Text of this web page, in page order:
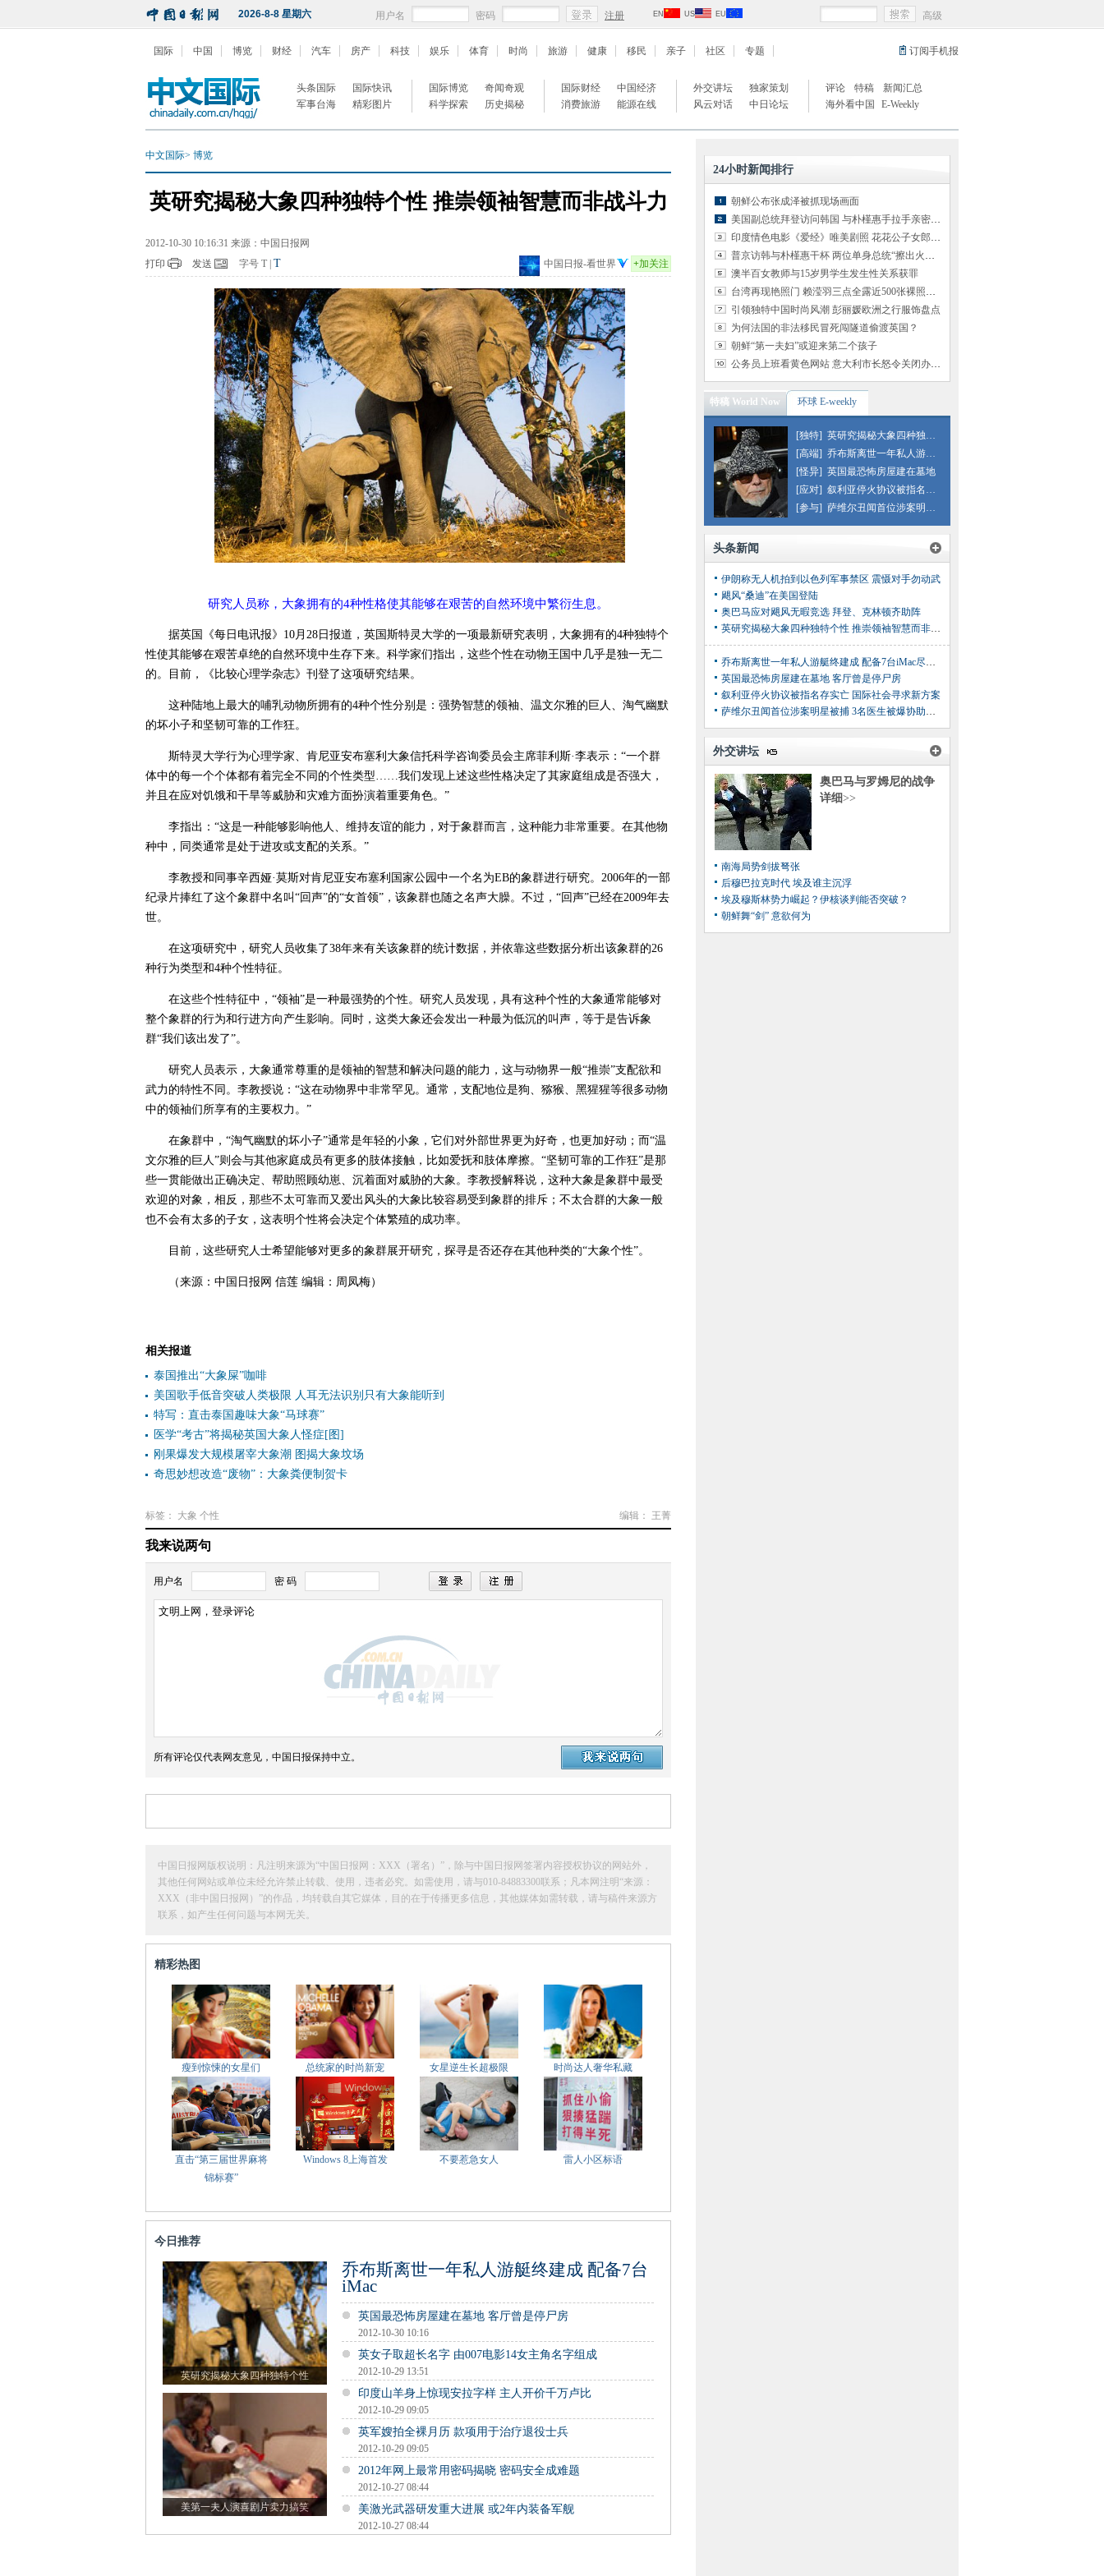
2026-8-8 星期六 用户名 密码 注册 EN US EU 高级
订阅手机报
国际 中国 博览 财经 汽车 房产 科技 娱乐 体育 时尚 旅游 健康 移民 亲子 社区 专题
头条国际
国际快讯
军事台海
精彩图片
国际博览
奇闻奇观
科学探索
历史揭秘
国际财经
中国经济
消费旅游
能源在线
外交讲坛
独家策划
风云对话
中日论坛
评论 特稿
新闻汇总
海外看中国
E-Weekly
中文国际> 博览
英研究揭秘大象四种独特个性 推崇领袖智慧而非战斗力
2012-10-30 10:16:31 来源：中国日报网
中国日报-看世界
+加关注
打印 发送 字号 T T
研究人员称，大象拥有的4种性格使其能够在艰苦的自然环境中繁衍生息。
据英国《每日电讯报》10月28日报道，英国斯特灵大学的一项最新研究表明，大象拥有的4种独特个
性使其能够在艰苦卓绝的自然环境中生存下来。科学家们指出，这些个性在动物王国中几乎是独一无二
的。目前，《比较心理学杂志》刊登了这项研究结果。
这种陆地上最大的哺乳动物所拥有的4种个性分别是：强势智慧的领袖、温文尔雅的巨人、淘气幽默
的坏小子和坚韧可靠的工作狂。
斯特灵大学行为心理学家、肯尼亚安布塞利大象信托科学咨询委员会主席菲利斯·李表示：“一个群
体中的每一个个体都有着完全不同的个性类型……我们发现上述这些性格决定了其家庭组成是否强大，
并且在应对饥饿和干旱等威胁和灾难方面扮演着重要角色。”
李指出：“这是一种能够影响他人、维持友谊的能力，对于象群而言，这种能力非常重要。在其他物
种中，同类通常是处于进攻或支配的关系。”
李教授和同事辛西娅·莫斯对肯尼亚安布塞利国家公园中一个名为EB的象群进行研究。2006年的一部
纪录片捧红了这个象群中名叫“回声”的“女首领”，该象群也随之名声大臊。不过，“回声”已经在2009年去
世。
在这项研究中，研究人员收集了38年来有关该象群的统计数据，并依靠这些数据分析出该象群的26
种行为类型和4种个性特征。
在这些个性特征中，“领袖”是一种最强势的个性。研究人员发现，具有这种个性的大象通常能够对
整个象群的行为和行进方向产生影响。同时，这类大象还会发出一种最为低沉的叫声，等于是告诉象
群“我们该出发了”。
研究人员表示，大象通常尊重的是领袖的智慧和解决问题的能力，这与动物界一般“推崇”支配欲和
武力的特性不同。李教授说：“这在动物界中非常罕见。通常，支配地位是狗、猕猴、黑猩猩等很多动物
中的领袖们所享有的主要权力。”
在象群中，“淘气幽默的坏小子”通常是年轻的小象，它们对外部世界更为好奇，也更加好动；而“温
文尔雅的巨人”则会与其他家庭成员有更多的肢体接触，比如爱抚和肢体摩擦。“坚韧可靠的工作狂”是那
些一贯能做出正确决定、帮助照顾幼崽、沉着面对威胁的大象。李教授解释说，这种大象是象群中最受
欢迎的对象，相反，那些不太可靠而又爱出风头的大象比较容易受到象群的排斥；不太合群的大象一般
也不会有太多的子女，这表明个性将会决定个体繁殖的成功率。
目前，这些研究人士希望能够对更多的象群展开研究，探寻是否还存在其他种类的“大象个性”。
（来源：中国日报网 信莲 编辑：周凤梅）
相关报道
泰国推出“大象屎”咖啡
美国歌手低音突破人类极限 人耳无法识别只有大象能听到
特写：直击泰国趣味大象“马球赛”
医学“考古”将揭秘英国大象人怪症[图]
刚果爆发大规模屠宰大象潮 图揭大象坟场
奇思妙想改造“废物”：大象粪便制贺卡
编辑： 王菁
标签： 大象 个性
我来说两句
用户名 密 码
所有评论仅代表网友意见，中国日报保持中立。
中国日报网版权说明：凡注明来源为“中国日报网：XXX（署名）”，除与中国日报网签署内容授权协议的网站外，
其他任何网站或单位未经允许禁止转载、使用，违者必究。如需使用，请与010-84883300联系；凡本网注明“来源：
XXX（非中国日报网）”的作品，均转载自其它媒体，目的在于传播更多信息，其他媒体如需转载，请与稿件来源方
联系，如产生任何问题与本网无关。
精彩热图
瘦到惊悚的女星们 总统家的时尚新宠 女星逆生长超极限 时尚达人奢华私藏
直击“第三届世界麻将
锦标赛”
Windows 8上海首发 不要惹急女人 雷人小区标语
今日推荐
英研究揭秘大象四种独特个性
美第一夫人演喜剧片卖力搞笑
乔布斯离世一年私人游艇终建成 配备7台
iMac
英国最恐怖房屋建在墓地 客厅曾是停尸房
2012-10-30 10:16
英女子取超长名字 由007电影14女主角名字组成
2012-10-29 13:51
印度山羊身上惊现安拉字样 主人开价千万卢比
2012-10-29 09:05
英军嫂拍全裸月历 款项用于治疗退役士兵
2012-10-29 09:05
2012年网上最常用密码揭晓 密码安全成难题
2012-10-27 08:44
美激光武器研发重大进展 或2年内装备军舰
2012-10-27 08:44
24小时新闻排行
朝鲜公布张成泽被抓现场画面
美国副总统拜登访问韩国 与朴槿惠手拉手亲密交谈
印度情色电影《爱经》唯美剧照 花花公子女郎出演
普京访韩与朴槿惠干杯 两位单身总统“擦出火花”（组图）
澳半百女教师与15岁男学生发生性关系获罪
台湾再现艳照门 赖滢羽三点全露近500张裸照外泄
引领独特中国时尚风潮 彭丽媛欧洲之行服饰盘点
为何法国的非法移民冒死闯隧道偷渡英国？
朝鲜“第一夫妇”或迎来第二个孩子
公务员上班看黄色网站 意大利市长怒令关闭办公室网络
特稿 World Now 环球 E-weekly
[独特] 英研究揭秘大象四种独特个性
[高端] 乔布斯离世一年私人游艇建成
[怪异] 英国最恐怖房屋建在墓地
[应对] 叙利亚停火协议被指名存实亡
[参与] 萨维尔丑闻首位涉案明星被捕
头条新闻
伊朗称无人机拍到以色列军事禁区 震慑对手勿动武
飓风“桑迪”在美国登陆
奥巴马应对飓风无暇竞选 拜登、克林顿齐助阵
英研究揭秘大象四种独特个性 推崇领袖智慧而非战斗力
乔布斯离世一年私人游艇终建成 配备7台iMac尽显“苹果风”
英国最恐怖房屋建在墓地 客厅曾是停尸房
叙利亚停火协议被指名存实亡 国际社会寻求新方案
萨维尔丑闻首位涉案明星被捕 3名医生被爆协助或参与性侵
外交讲坛
奥巴马与罗姆尼的战争
详细>>
南海局势剑拔弩张
后穆巴拉克时代 埃及谁主沉浮
埃及穆斯林势力崛起？伊核谈判能否突破？
朝鲜舞“剑” 意欲何为